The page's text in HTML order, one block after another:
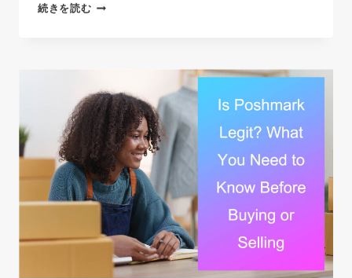
続きを読むTOP
IN
2026:
FIND
THE
BEST
FIT
FOR
YOUR
BUSINESS